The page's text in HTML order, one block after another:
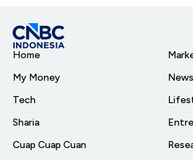
Home
My Money
Tech
Sharia
Cuap Cuap Cuan
News